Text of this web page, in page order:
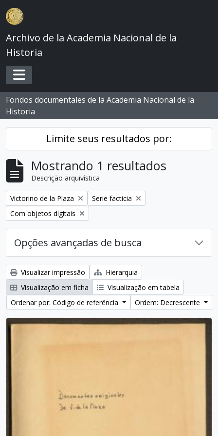
Skip to main content
Archivo de la Academia Nacional de la
Historia
Toggle navigation
Fondos documentales de la Academia Nacional de la
Historia
Limite seus resultados por:
Mostrando 1 resultados
Descrição arquivística
Remover filtro:
Victorino de la Plaza Remover filtro:
Serie facticia
Remover filtro:
Com objetos digitais
Opções avançadas de busca
Visualizar impressão
Hierarquia
Visualização em ficha
Visualização em tabela
Ordenar por: Código de referência
Ordem: Decrescente